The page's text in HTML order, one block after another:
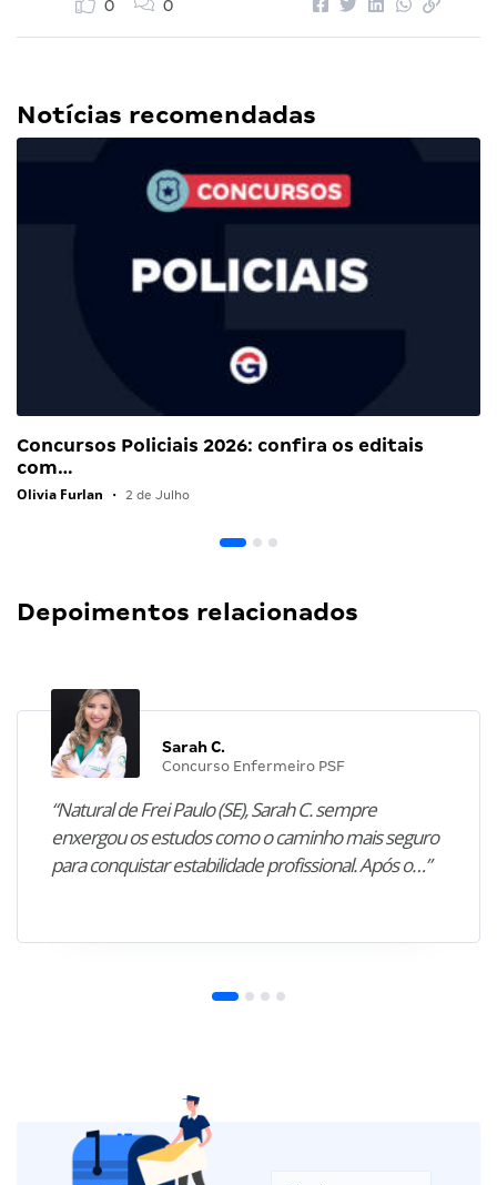
0 0
Notícias recomendadas
Concursos Policiais 2026: confira os editais
com…
Olivia Furlan • 2 de Julho
Depoimentos relacionados
Sarah C.
Concurso Enfermeiro PSF
“Natural de Frei Paulo (SE), Sarah C. sempre
enxergou os estudos como o caminho mais seguro
para conquistar estabilidade profissional. Após o…”